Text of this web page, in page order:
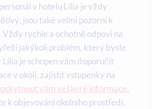
v hotelu Lilia je vždy
jsou také velmi pozorní k
rychle a ochotně odpoví na
jakýkoli problém, který byste
Lilia je schopen vám doporučit
v okolí, zajistit vstupenky na
vám veškeré informace,
k objevování okolního prostředí.